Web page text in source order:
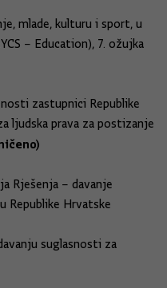
kulturu i sport, u
– Education), 7. ožujka
zastupnici Republike
ljudska prava za postizanje
– davanje
Republike Hrvatske
suglasnosti za